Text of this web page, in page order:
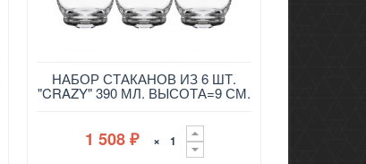
НАБОР СТАКАНОВ ИЗ 6 ШТ.
"CRAZY" 390 МЛ. ВЫСОТА=9 СМ.
1 508 ₽ ×